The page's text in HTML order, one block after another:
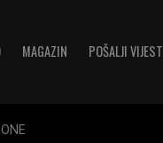
MAGAZIN POŠALJI VIJEST